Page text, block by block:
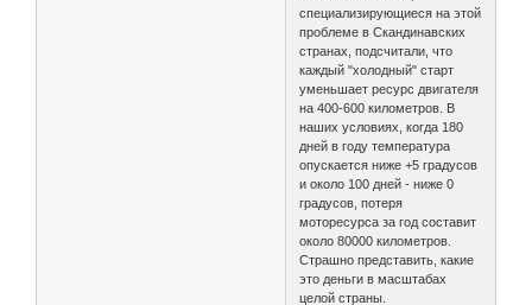
специализирующиеся на этой
проблеме в Скандинавских
странах, подсчитали, что
каждый "холодный" старт
уменьшает ресурс двигателя
на 400-600 километров. В
наших условиях, когда 180
дней в году температура
опускается ниже +5 градусов
и около 100 дней - ниже 0
градусов, потеря
моторесурса за год составит
около 80000 километров.
Страшно представить, какие
это деньги в масштабах
целой страны.